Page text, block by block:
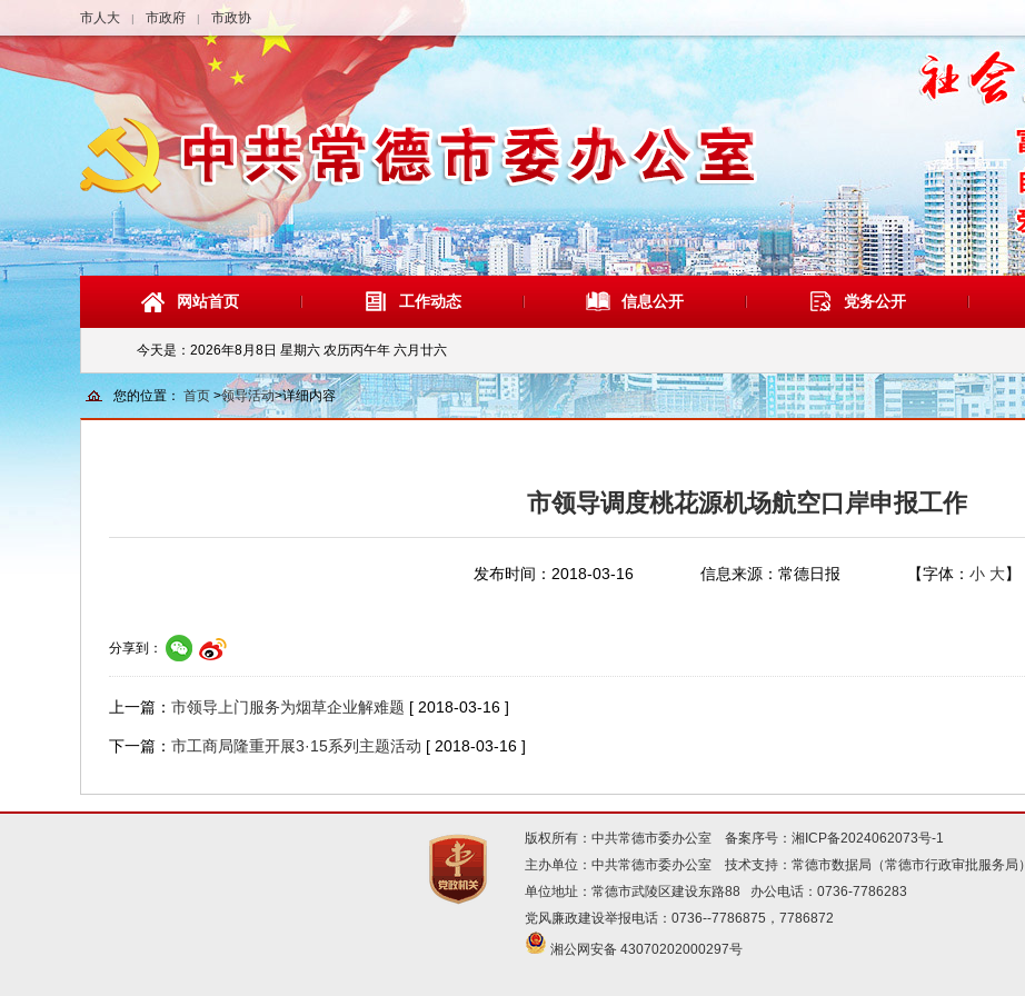
市人大 | 市政府 | 市政协
网站首页 工作动态 信息公开 党务公开
今天是： 2026年8月8日 星期六 农历丙午年 六月廿六
您的位置： 首页 >领导活动>详细内容
市领导调度桃花源机场航空口岸申报工作
发布时间：2018-03-16 信息来源：常德日报 【字体： 小 大】
分享到：
上一篇： 市领导上门服务为烟草企业解难题 [ 2018-03-16 ]
下一篇： 市工商局隆重开展3·15系列主题活动 [ 2018-03-16 ]
版权所有：中共常德市委办公室 备案序号： 湘ICP备2024062073号-1
主办单位：中共常德市委办公室 技术支持：常德市数据局（常德市行政审批服务局）
单位地址：常德市武陵区建设东路88 办公电话：0736-7786283
党风廉政建设举报电话：0736--7786875，7786872
湘公网安备 43070202000297号